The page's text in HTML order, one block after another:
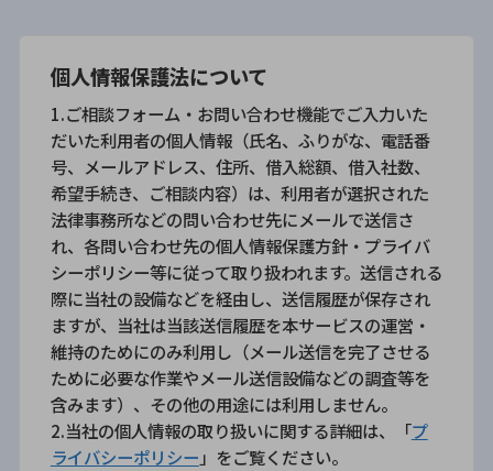
個人情報保護法について
1.ご相談フォーム・お問い合わせ機能でご入力いた
だいた利用者の個人情報（氏名、ふりがな、電話番
号、メールアドレス、住所、借入総額、借入社数、
希望手続き、ご相談内容）は、利用者が選択された
法律事務所などの問い合わせ先にメールで送信さ
れ、各問い合わせ先の個人情報保護方針・プライバ
シーポリシー等に従って取り扱われます。送信される
際に当社の設備などを経由し、送信履歴が保存され
ますが、当社は当該送信履歴を本サービスの運営・
維持のためにのみ利用し（メール送信を完了させる
ために必要な作業やメール送信設備などの調査等を
含みます）、その他の用途には利用しません。
2.当社の個人情報の取り扱いに関する詳細は、「プ
ライバシーポリシー 」をご覧ください。